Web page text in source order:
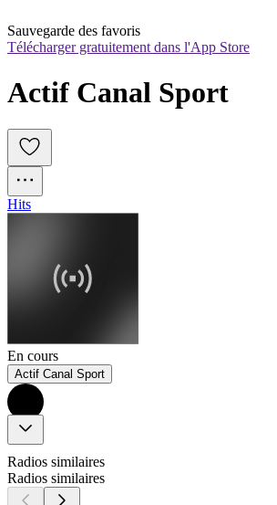
Sauvegarde des favoris
Télécharger gratuitement dans l'App Store
Actif Canal Sport
Hits
En cours
Actif Canal Sport
Radios similaires
Radios similaires